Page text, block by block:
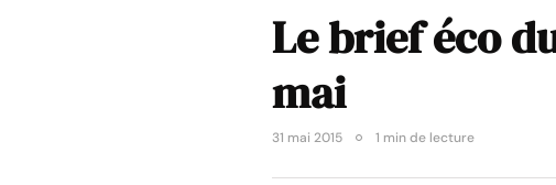
Le brief éco
mai
31 mai 2015 1 min de lecture